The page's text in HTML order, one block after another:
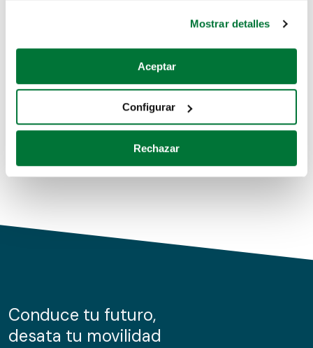
Si lo permite, también quisiéramos:
Recopilar información sobre su ubicación geográfica
Identificar su dispositivo analizándolo activamente
para buscar características específicas (huellas
Obtenga más información sobre cómo se procesan sus
de cookies.
información sobre el uso que haga del sitio web con
nuestros partners de redes sociales, publicidad y análisis
Mostrar detalles
Aceptar
Configurar
Rechazar
Coches de segunda mano
Coches de km0
Conduce tu futuro,
desata tu movilidad